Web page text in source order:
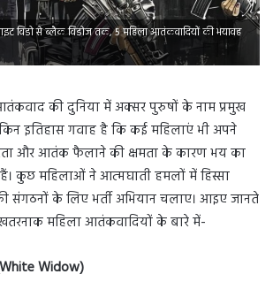
विडो से ब्लैक विडोज तक, 5 महिला आतंकवादियों की भयावह
की दुनिया में अक्सर पुरुषों के नाम प्रमुख
इतिहास गवाह है कि कई महिलाएं भी अपने
और आतंक फैलाने की क्षमता के कारण भय का
कुछ महिलाओं ने आत्मघाती हमलों में हिस्सा
संगठनों के लिए भर्ती अभियान चलाए। आइए जानते
महिला आतंकवादियों के बारे में-
Widow)